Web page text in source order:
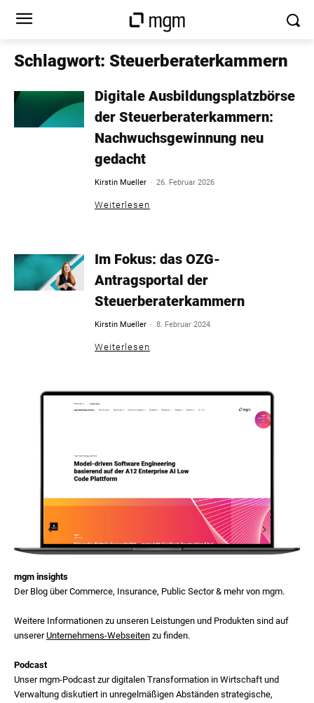
Schlagwort: Steuerberaterkammern
Digitale Ausbildungsplatzbörse
der Steuerberaterkammern:
Nachwuchsgewinnung neu
gedacht
Kirstin Mueller - 26. Februar 2026
Weiterlesen
Im Fokus: das OZG-
Antragsportal der
Steuerberaterkammern
Kirstin Mueller - 8. Februar 2024
Weiterlesen
mgm insights
Der Blog über Commerce, Insurance, Public Sector & mehr von mgm.
Weitere Informationen zu unseren Leistungen und Produkten sind auf
unsererUnternehmens-Webseiten zu finden.
Podcast
Unser mgm‑Podcast zur digitalen Transformation in Wirtschaft und
Verwaltung diskutiert in unregelmäßigen Abständen strategische,